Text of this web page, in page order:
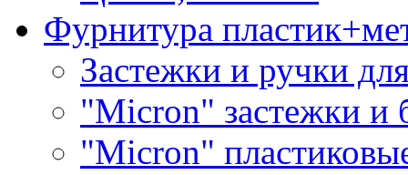
Фурнитура
Застежки и ручки
"Micron" застежки и
"Micron"